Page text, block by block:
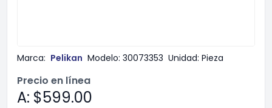
Marca: Pelikan Modelo: 30073353 Unidad: Pieza
Precio en línea
A: $599.00